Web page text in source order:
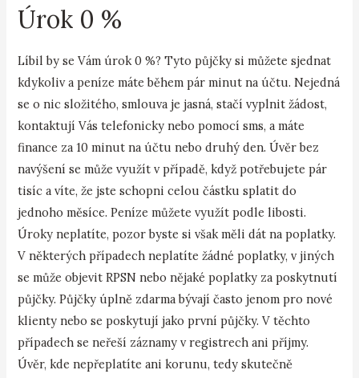
Úrok 0 %
Líbil by se Vám úrok 0 %? Tyto půjčky si můžete sjednat
kdykoliv a peníze máte během pár minut na účtu. Nejedná
se o nic složitého, smlouva je jasná, stačí vyplnit žádost,
kontaktují Vás telefonicky nebo pomocí sms, a máte
finance za 10 minut na účtu nebo druhý den. Úvěr bez
navýšení se může využít v případě, když potřebujete pár
tisíc a víte, že jste schopni celou částku splatit do
jednoho měsíce. Peníze můžete využít podle libosti.
Úroky neplatíte, pozor byste si však měli dát na poplatky.
V některých případech neplatíte žádné poplatky, v jiných
se může objevit RPSN nebo nějaké poplatky za poskytnutí
půjčky. Půjčky úplně zdarma bývají často jenom pro nové
klienty nebo se poskytují jako první půjčky. V těchto
případech se neřeší záznamy v registrech ani příjmy.
Úvěr, kde nepřeplatíte ani korunu, tedy skutečně